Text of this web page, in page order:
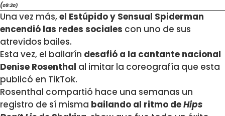
(09:20)
Una vez más,el Estúpido y Sensual Spiderman
encendió las redes sociales con uno de sus
atrevidos bailes.
Esta vez, el bailarín desafió a la cantante nacional
Denise Rosenthal al imitar la coreografía que esta
publicó en TikTok.
Rosenthal compartió hace una semanas un
registro de sí misma bailando al ritmo deHips